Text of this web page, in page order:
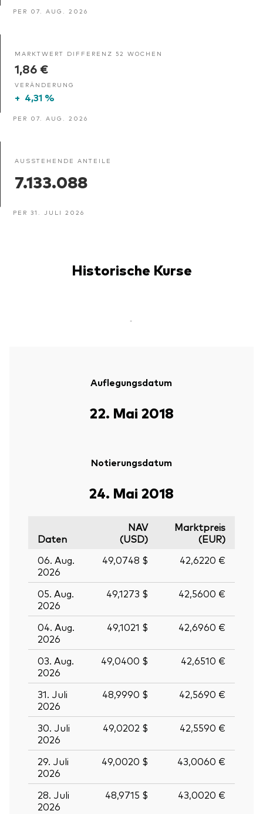
PER 07. AUG. 2026
MARKTWERT DIFFERENZ 52 WOCHEN
1,86 €
VERÄNDERUNG
+ 4,31 %
PER 07. AUG. 2026
AUSSTEHENDE ANTEILE
7.133.088
PER 31. JULI 2026
Historische Kurse
-
Auflegungsdatum
22. Mai 2018
Notierungsdatum
24. Mai 2018
Daten
NAV
(USD)
Marktpreis
(EUR)
06. Aug.
2026
49,0748 $ 42,6220 €
05. Aug.
2026
49,1273 $ 42,5600 €
04. Aug.
2026
49,1021 $ 42,6960 €
03. Aug.
2026
49,0400 $ 42,6510 €
31. Juli
2026
48,9990 $ 42,5690 €
30. Juli
2026
49,0202 $ 42,5590 €
29. Juli
2026
49,0020 $ 43,0060 €
28. Juli
2026
48,9715 $ 43,0020 €